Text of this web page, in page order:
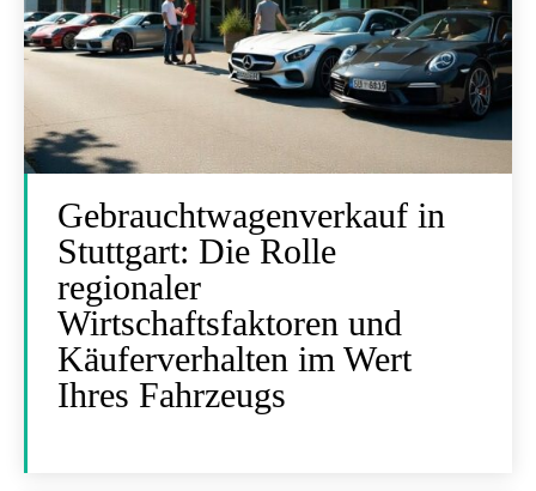
Gebrauchtwagenverkauf in
Stuttgart: Die Rolle
regionaler
Wirtschaftsfaktoren und
Käuferverhalten im Wert
Ihres Fahrzeugs